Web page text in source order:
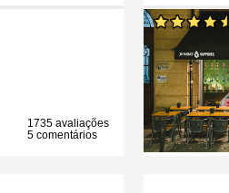
1735 avaliações
5 comentários